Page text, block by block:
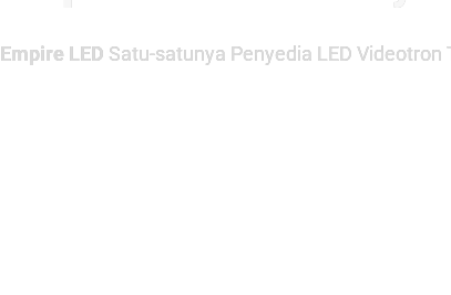
Empire LED Satu-satunya Penyedia LED